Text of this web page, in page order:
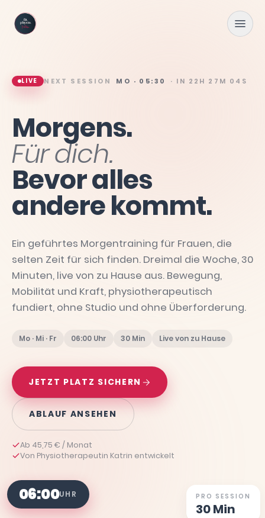
LIVE NEXT SESSION MO · 05:30 · IN 22H 27M 02S
Morgens.
Fürdich.
Bevoralles
anderekommt.
Ein geführtes Morgentraining für Frauen, die
selten Zeit für sich finden. Dreimal die Woche, 30
Minuten, live von zu Hause aus. Bewegung,
Mobilität und Kraft, physiotherapeutisch
fundiert, ohne Studio und ohne Überforderung.
Mo · Mi · Fr 06:00 Uhr 30 Min Live von zu Hause
JETZT PLATZ SICHERN
ABLAUF ANSEHEN
Ab 45,75 € / Monat
Von Physiotherapeutin Katrin entwickelt
06:00UHR PRO SESSION
30 Min